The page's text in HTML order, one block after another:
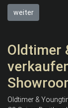
weiter
Oldtimer
Oldtimer &